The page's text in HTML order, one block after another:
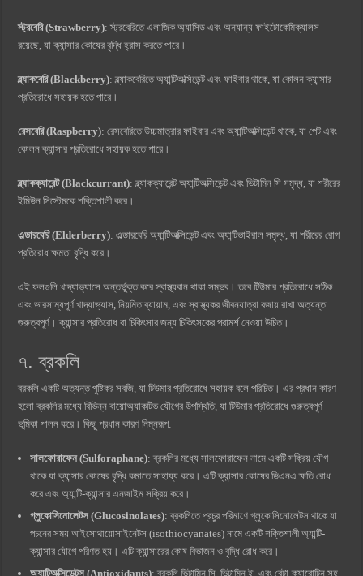
স্ট্রবেরি (Strawberry): স্ট্রবেরিতে এলাজিক অ্যাসিড এবং অন্যান্য ফাইটোকেমিক্যালস
রয়েছে, যা ক্যান্সার কোষের বৃদ্ধি হ্রাস করতে পারে।
ব্ল্যাকবেরি (Blackberry): ব্ল্যাকবেরিতে অ্যান্টিঅক্সিডেন্ট এবং ফাইবার থাকে, যা কোলন ক্যান্সার
প্রতিরোধে সহায়ক হতে পারে।
রেসবেরি (Raspberry): রেসবেরিতে উচ্চমাত্রার ফাইবার এবং অ্যান্টিঅক্সিডেন্ট থাকে, যা পেট এবং
কোলন ক্যান্সার প্রতিরোধে সহায়ক হতে পারে।
ব্ল্যাকক্যারেন্ট (Blackcurrant): ব্ল্যাকক্যারেন্ট অ্যান্টিঅক্সিডেন্ট এবং ভিটামিন সি সমৃদ্ধ, যা শরীরের
ইমিউন সিস্টেমকে শক্তিশালী করে।
এল্ডারবেরি (Elderberry): এল্ডারবেরি অ্যান্টিঅক্সিডেন্ট এবং অ্যান্টিভাইরাল সমৃদ্ধ, যা শরীরের রোগ
প্রতিরোধ ক্ষমতা বৃদ্ধি করে।
এই ফলগুলি খাদ্যাভ্যাসে অন্তর্ভুক্ত করে স্বাস্থ্যবান থাকা সম্ভব। তবে টিউমার প্রতিরোধে সঠিক
এবং ভারসাম্যপূর্ণ খাদ্যাভ্যাস, নিয়মিত ব্যায়াম, এবং স্বাস্থ্যকর জীবনযাত্রা বজায় রাখা অত্যন্ত
গুরুত্বপূর্ণ। ক্যান্সার প্রতিরোধ বা চিকিৎসার জন্য চিকিৎসকের পরামর্শ নেওয়া উচিত।
৭. ব্রকলি
ব্রকলি একটি অত্যন্ত পুষ্টিকর সবজি, যা টিউমার প্রতিরোধে সহায়ক বলে পরিচিত। এর প্রধান কারণ
হলো ব্রকলির মধ্যে বিভিন্ন বায়োঅ্যাকটিভ যৌগের উপস্থিতি, যা টিউমার প্রতিরোধে গুরুত্বপূর্ণ
ভূমিকা পালন করে। কিছু প্রধান কারণ নিম্নরূপ:
সালফোরাফেন (Sulforaphane): ব্রকলির মধ্যে সালফোরাফেন নামে একটি সক্রিয় যৌগ
থাকে যা ক্যান্সার কোষের বৃদ্ধি কমাতে সাহায্য করে। এটি ক্যান্সার কোষের ডিএনএ ক্ষতি রোধ
করে এবং অ্যান্টি-ক্যান্সার এনজাইম সক্রিয় করে।
গ্লুকোসিনোলেটস (Glucosinolates): ব্রকলিতে প্রচুর পরিমাণে গ্লুকোসিনোলেটস থাকে যা
পচনের সময় আইসোথায়োসাইনেটস (isothiocyanates) নামে একটি শক্তিশালী অ্যান্টি-
ক্যান্সার যৌগে পরিণত হয়। এটি ক্যান্সারের কোষ বিভাজন ও বৃদ্ধি রোধ করে।
অ্যান্টিঅক্সিডেন্টস (Antioxidants): ব্রকলি ভিটামিন সি, ভিটামিন ই, এবং বেটা-ক্যারোটিন সহ